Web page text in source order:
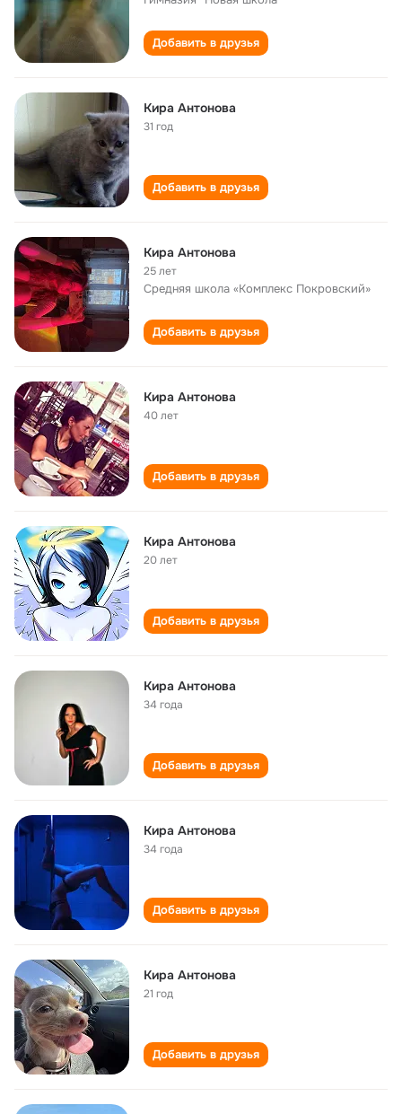
Добавить в друзья
Кира Антонова
31 год
Добавить в друзья
Кира Антонова
25 лет
Средняя школа «Комплекс Покровский»
Добавить в друзья
Кира Антонова
40 лет
Добавить в друзья
Кира Антонова
20 лет
Добавить в друзья
Кира Антонова
34 года
Добавить в друзья
Кира Антонова
34 года
Добавить в друзья
Кира Антонова
21 год
Добавить в друзья